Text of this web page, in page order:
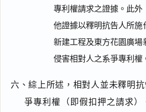
專利權請求之證據。此
他證據以釋明抗告人所
新建工程及東方花園廣
侵害相對人之系爭專利權
六、綜上所述，相對人並未釋明
爭專利權（即假扣押之請求